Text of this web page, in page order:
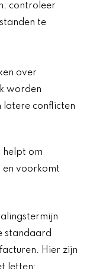
controleer
te
over
worden
latere conflicten
helpt om
en voorkomt
standaard
Hier zijn